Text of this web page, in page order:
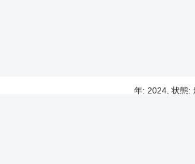
年: 2024, 状態: